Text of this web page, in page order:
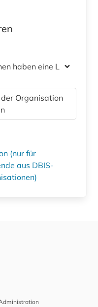
haben eine Lizenz
Organisation
(nur für
aus DBIS-